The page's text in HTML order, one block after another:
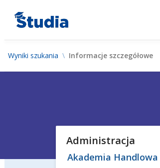
Wyniki szukania Informacje szczegółowe
Administracja
Akademia